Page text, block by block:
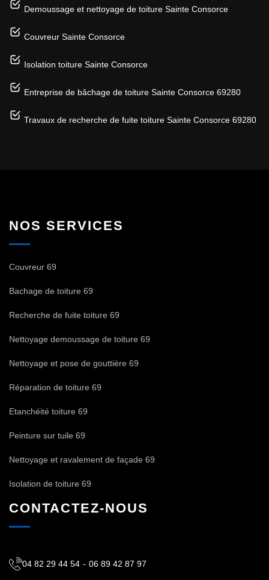
Demoussage et nettoyage de toiture Sainte Consorce
Couvreur Sainte Consorce
Isolation toiture Sainte Consorce
Entreprise de bâchage de toiture Sainte Consorce 69280
Travaux de recherche de fuite toiture Sainte Consorce 69280
NOS SERVICES
Couvreur 69
Bachage de toiture 69
Recherche de fuite toiture 69
Nettoyage demoussage de toiture 69
Nettoyage et pose de gouttière 69
Réparation de toiture 69
Etanchéité toiture 69
Peinture sur tuile 69
Nettoyage et ravalement de façade 69
Isolation de toiture 69
CONTACTEZ-NOUS
04 82 29 44 54 - 06 89 42 87 97